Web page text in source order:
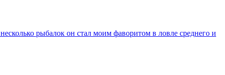
рыбалок он стал моим фаворитом в ловле среднего и